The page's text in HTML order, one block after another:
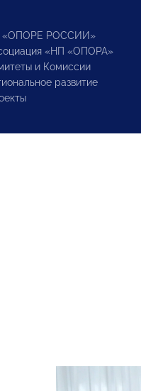
«ОПОРЕ РОССИИ»
«НП «ОПОРА»
и Комиссии
развитие